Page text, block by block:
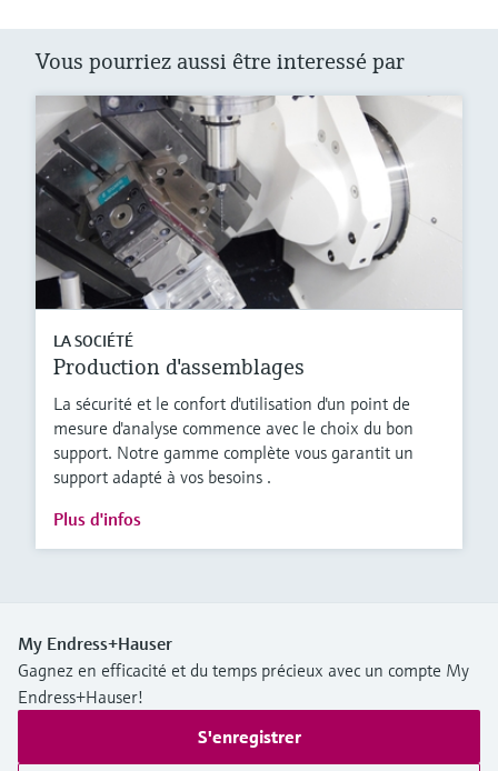
Vous pourriez aussi être interessé par
LA SOCIÉTÉ
Production d'assemblages
La sécurité et le confort d'utilisation d'un point de
mesure d'analyse commence avec le choix du bon
support. Notre gamme complète vous garantit un
support adapté à vos besoins .
Plus d'infos
My Endress+Hauser
Gagnez en efficacité et du temps précieux avec un compte My
Endress+Hauser!
S'enregistrer